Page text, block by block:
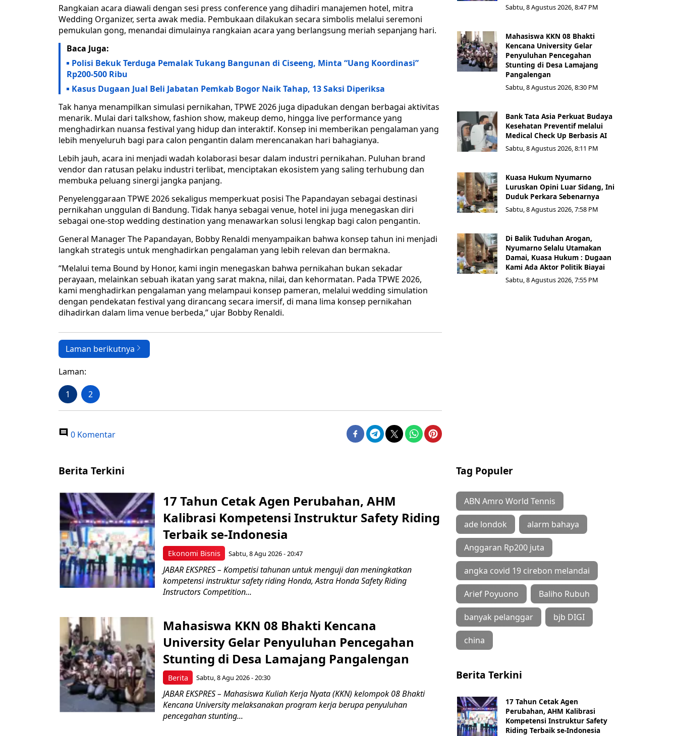
Rangkaian acara diawali dengan sesi press conference yang dihadiri manajemen hotel, mitra
Wedding Organizer, serta awak media. Pembukaan dilakukan secara simbolis melalui seremoni
pemukulan gong, menandai dimulainya rangkaian acara yang berlangsung meriah sepanjang hari.
Baca Juga:
Polisi Bekuk Terduga Pemalak Tukang Bangunan di Ciseeng, Minta “Uang Koordinasi”
Rp200-500 Ribu
Kasus Dugaan Jual Beli Jabatan Pemkab Bogor Naik Tahap, 13 Saksi Diperiksa
Tak hanya menampilkan simulasi pernikahan, TPWE 2026 juga dipadukan dengan berbagai aktivitas
menarik. Mulai dari talkshow, fashion show, makeup demo, hingga live performance yang
menghadirkan nuansa festival yang hidup dan interaktif. Konsep ini memberikan pengalaman yang
lebih menyeluruh bagi para calon pengantin dalam merencanakan hari bahagianya.
Lebih jauh, acara ini menjadi wadah kolaborasi besar dalam industri pernikahan. Puluhan brand
vendor dan ratusan pelaku industri terlibat, menciptakan ekosistem yang saling terhubung dan
membuka peluang sinergi jangka panjang.
Penyelenggaraan TPWE 2026 sekaligus memperkuat posisi The Papandayan sebagai destinasi
pernikahan unggulan di Bandung. Tidak hanya sebagai venue, hotel ini juga menegaskan diri
sebagai one-stop wedding destination yang menawarkan solusi lengkap bagi calon pengantin.
General Manager The Papandayan, Bobby Renaldi menyampaikan bahwa konsep tahun ini menjadi
langkah strategis untuk menghadirkan pengalaman yang lebih relevan dan bermakna.
“Melalui tema Bound by Honor, kami ingin menegaskan bahwa pernikahan bukan sekadar
perayaan, melainkan sebuah ikatan yang sarat makna, nilai, dan kehormatan. Pada TPWE 2026,
kami menghadirkan pengalaman yang melampaui konsep pameran, melalui wedding simulation
dengan pendekatan festival yang dirancang secara imersif, di mana lima konsep pernikahan
dihadirkan dalam lima venue berbeda,” ujar Bobby Renaldi.
Laman berikutnya
Laman:
1 2
0 Komentar
Sabtu, 8 Agustus 2026, 8:47 PM
Mahasiswa KKN 08 Bhakti
Kencana University Gelar
Penyuluhan Pencegahan
Stunting di Desa Lamajang
Pangalengan
Sabtu, 8 Agustus 2026, 8:30 PM
Bank Tata Asia Perkuat Budaya
Kesehatan Preventif melalui
Medical Check Up Berbasis AI
Sabtu, 8 Agustus 2026, 8:11 PM
Kuasa Hukum Nyumarno
Luruskan Opini Luar Sidang, Ini
Duduk Perkara Sebenarnya ​
Sabtu, 8 Agustus 2026, 7:58 PM
Di Balik Tuduhan Arogan,
Nyumarno Selalu Utamakan
Damai, Kuasa Hukum : Dugaan
Kami Ada Aktor Politik Biayai
Sabtu, 8 Agustus 2026, 7:55 PM
Berita Terkini
Ekonomi Bisnis
17 Tahun Cetak Agen Perubahan, AHM
Kalibrasi Kompetensi Instruktur Safety Riding
Terbaik se-Indonesia
Sabtu, 8 Agu 2026 - 20:47
JABAR EKSPRES – Kompetisi tahunan untuk menguji dan meningkatkan
kompetensi instruktur safety riding Honda, Astra Honda Safety Riding
Instructors Competition...
Berita
Mahasiswa KKN 08 Bhakti Kencana
University Gelar Penyuluhan Pencegahan
Stunting di Desa Lamajang Pangalengan
Sabtu, 8 Agu 2026 - 20:30
JABAR EKSPRES – Mahasiswa Kuliah Kerja Nyata (KKN) kelompok 08 Bhakti
Kencana University melaksanakan program kerja berupa penyuluhan
pencegahan stunting...
Tag Populer
ABN Amro World Tennis
ade londok alarm bahaya
Anggaran Rp200 juta
angka covid 19 cirebon melandai
Arief Poyuono Baliho Rubuh
banyak pelanggar bjb DIGI
china
Berita Terkini
17 Tahun Cetak Agen
Perubahan, AHM Kalibrasi
Kompetensi Instruktur Safety
Riding Terbaik se-Indonesia